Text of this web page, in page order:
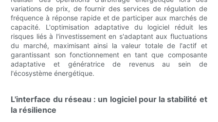
variations de prix, de fournir des services de régulation de
fréquence à réponse rapide et de participer aux marchés de
capacité. L'optimisation adaptative du logiciel réduit les
risques liés à l'investissement en s'adaptant aux fluctuations
du marché, maximisant ainsi la valeur totale de l'actif et
garantissant son fonctionnement en tant que composante
adaptative et génératrice de revenus au sein de
l'écosystème énergétique.
L'interface du réseau : un logiciel pour la stabilité et
la résilience